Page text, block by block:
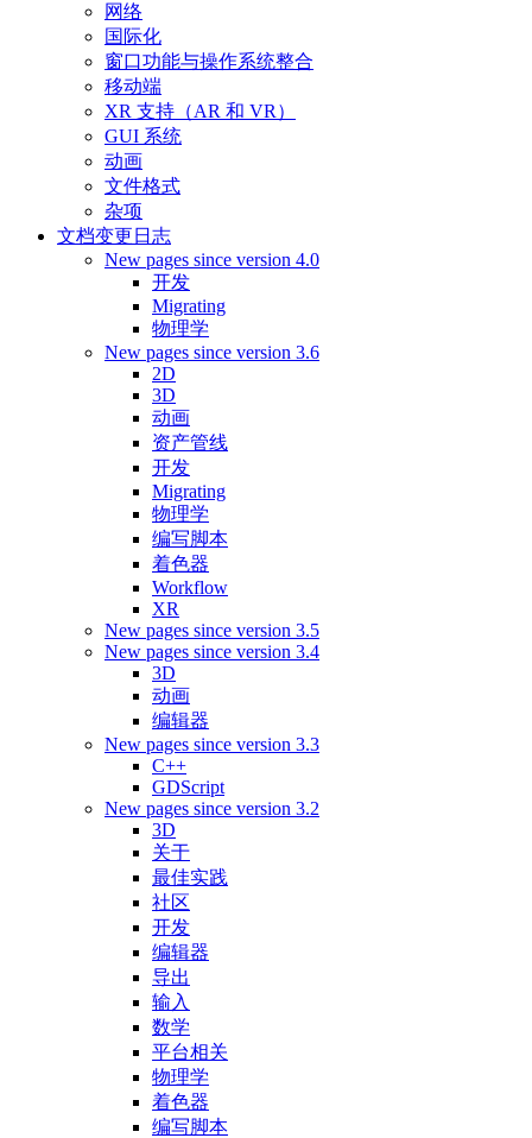
网络
国际化
窗口功能与操作系统整合
移动端
XR 支持（AR 和 VR）
GUI 系统
动画
文件格式
杂项
文档变更日志
New pages since version 4.0
开发
Migrating
物理学
New pages since version 3.6
2D
3D
动画
资产管线
开发
Migrating
物理学
编写脚本
着色器
Workflow
XR
New pages since version 3.5
New pages since version 3.4
3D
动画
编辑器
New pages since version 3.3
C++
GDScript
New pages since version 3.2
3D
关于
最佳实践
社区
开发
编辑器
导出
输入
数学
平台相关
物理学
着色器
编写脚本